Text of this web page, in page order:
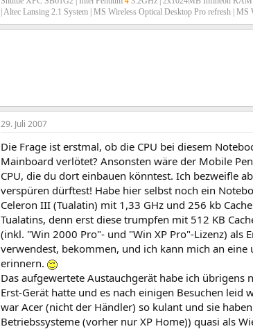
| Altec Lansing 2.1 System | MS Wireless Optical Desktop Pro refresh |
29. Juli 2007
Die Frage ist erstmal, ob die CPU bei diesem
Mainboard verlötet? Ansonsten wäre der Mobile
CPU, die du dort einbauen könntest. Ich bezweifle
verspüren dürftest! Habe hier selbst noch ein
Celeron III (Tualatin) mit 1,33 GHz und 256 kb
Tualatins, denn erst diese trumpfen mit 512 KB
(inkl. "Win 2000 Pro"- und "Win XP Pro"-Lizenz) als
verwendest, bekommen, und ich kann mich an
erinnern.
Das aufgewertete Austauchgerät habe ich
Erst-Gerät hatte und es nach einigen Besuchen
war Acer (nicht der Händler) so kulant und sie
Betriebssysteme (vorher nur XP Home)) quasi als